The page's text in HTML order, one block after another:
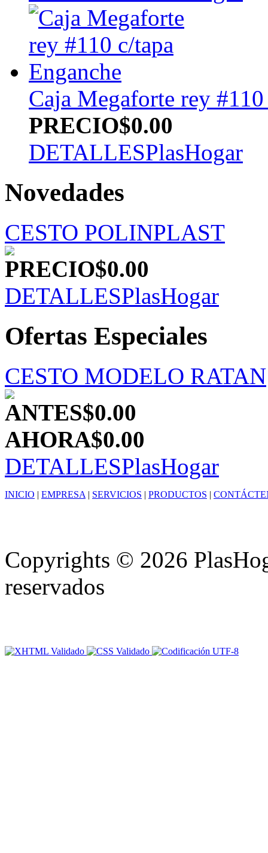
Caja Megaforte rey
PRECIO$0.00
DETALLESPlasHogar
Novedades
CESTO POLINPLAST
PRECIO$0.00
DETALLESPlasHogar
Ofertas Especiales
CESTO MODELO RATAN
ANTES$0.00
AHORA$0.00
DETALLESPlasHogar
INICIO | EMPRESA | SERVICIOS | PRODUCTOS |
Copyrights © 2026
reservados